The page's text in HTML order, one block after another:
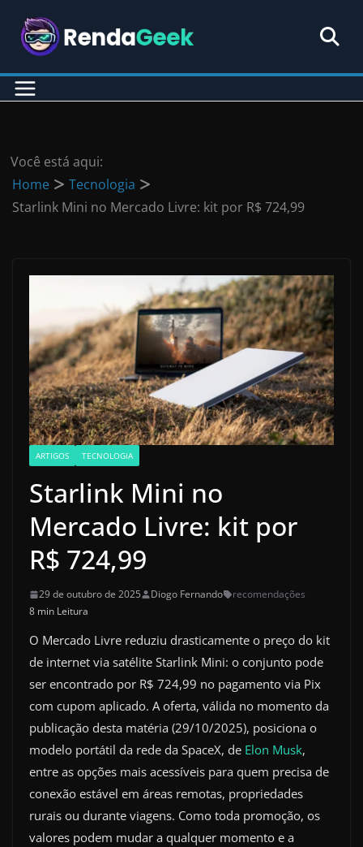
para
conteúdo
Você está aqui:
Home
Tecnologia
Starlink Mini no Mercado Livre: kit por R$ 724,99
ARTIGOS TECNOLOGIA
Starlink Mini no
Mercado Livre: kit por
R$ 724,99
29 de outubro de 2025 Diogo Fernando
recomendações
8 min Leitura
O Mercado Livre reduziu drasticamente o preço do kit
de internet via satélite Starlink Mini: o conjunto pode
ser encontrado por R$ 724,99 no pagamento via Pix
com cupom aplicado. A oferta, válida no momento da
publicação desta matéria (29/10/2025), posiciona o
modelo portátil da rede da SpaceX, de Elon Musk,
entre as opções mais acessíveis para quem precisa de
conexão estável em áreas remotas, propriedades
rurais ou durante viagens. Como toda promoção, os
valores podem mudar a qualquer momento e a